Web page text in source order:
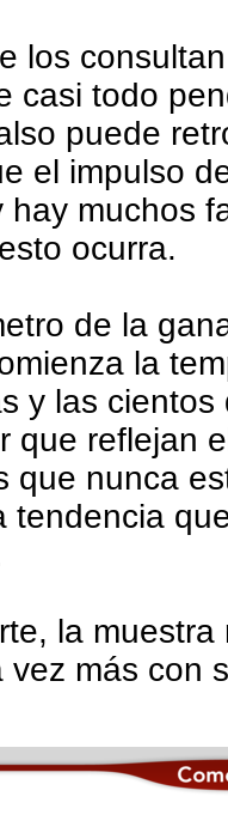
los
casi todo
puede
el impulso
hay muchos
ocurra.
de la
la
y las
que reflejan
que nunca
tendencia
la
vez más con